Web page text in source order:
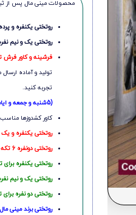
محصولات مینی‌ مال پس از
روتختی یکنفره و پرده و تابلو 10
روتختی یک و نیم نفره و دونفره
فرشینه و کاور فرش تا 4 هفته
تولید و آماده
تجربه کنید.
(5شنبه و جمعه و ایام تعطیل جز روزکاری محاسبه نمیشود)
کاور کشدوزها
روتختی یکنفره و یک و
روتختی دونفره 6 تکه هستند
روتختی یکنفره
روتختی یک و نیم
روتختی دو نفره
روتختی‌ برند مینی مال